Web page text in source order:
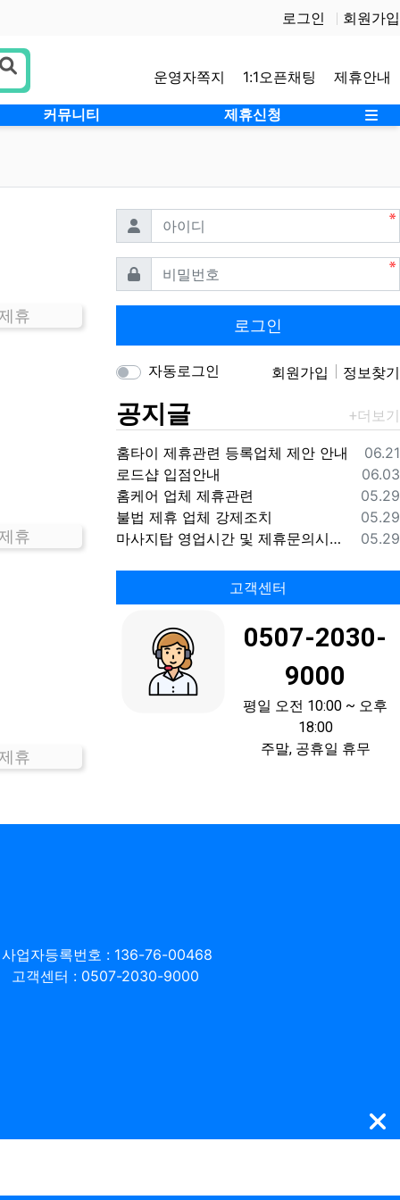
로그인 회원가입
운영자쪽지 1:1오픈채팅 제휴안내
커뮤니티 제휴신청 사
휴
휴
휴
아이디 필수
비밀번호필수
로그인
자동로그인 회원가입 정보찾기
공지글
등록
06.21
홈타이 제휴관련 등록업체 제안 안내
등록
06.03
로드샵 입점안내
등록
05.29
홈케어 업체 제휴관련
등록
05.29
불법 제휴 업체 강제조치
등록
05.29
마사지탑 영업시간 및 제휴문의시간 안내
고객센터
0507-2030-
9000
평일 오전 10:00 ~ 오후
18:00
주말, 공휴일 휴무
사업자등록번호 : 136-76-00468
고객센터 : 0507-2030-9000